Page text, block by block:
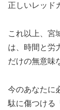
正しいレッド
これ以上、宮
は、時間と労
だけの無意味
今のあなたに
駄に傷つける